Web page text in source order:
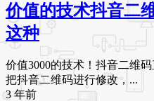
价值的技术抖音二
这种
价值3000的技术！抖音二维
把抖音二维码进行修改，...
3 年前